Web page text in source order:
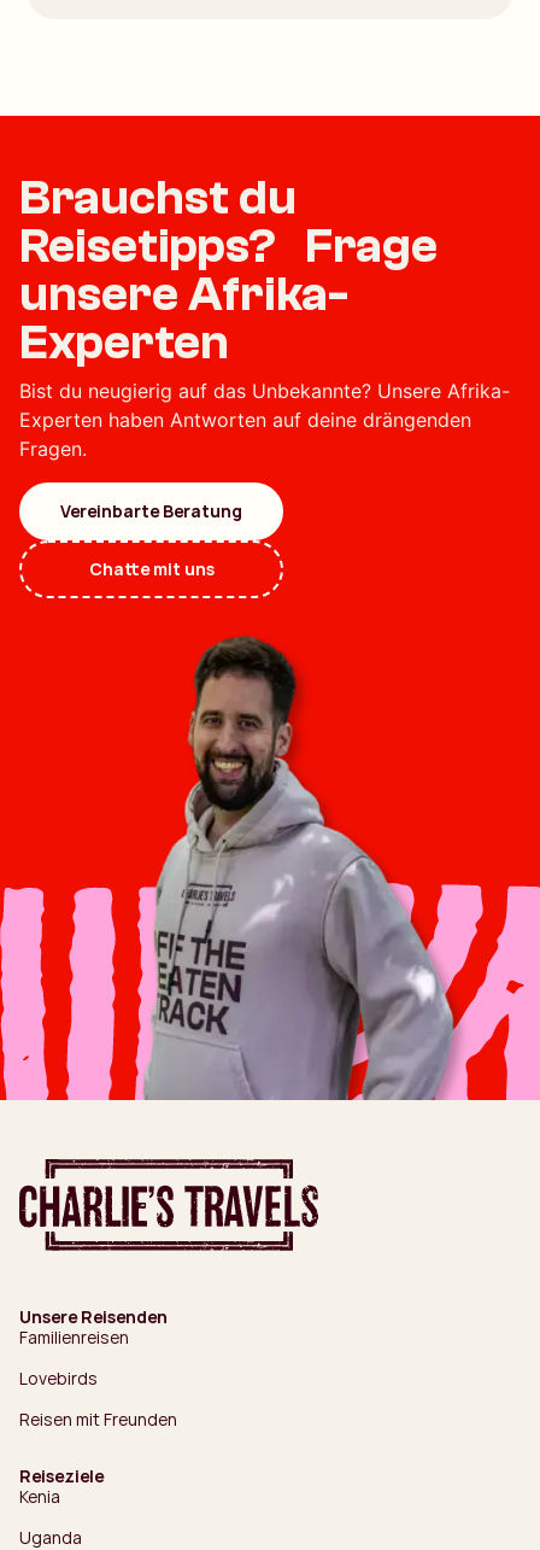
Brauchst du
Reisetipps? Frage
unsere Afrika-
Experten
Bist du neugierig auf das Unbekannte? Unsere Afrika-
Experten haben Antworten auf deine drängenden
Fragen.
Vereinbarte Beratung
Chatte mit uns
Unsere Reisenden
Familienreisen
Lovebirds
Reisen mit Freunden
Reiseziele
Kenia
Uganda